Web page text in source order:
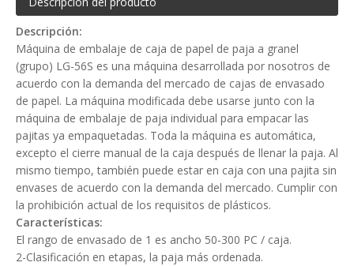
Descripción:
Máquina de embalaje de caja de papel de paja a granel
(grupo) LG-56S es una máquina desarrollada por nosotros de
acuerdo con la demanda del mercado de cajas de envasado
de papel. La máquina modificada debe usarse junto con la
máquina de embalaje de paja individual para empacar las
pajitas ya empaquetadas. Toda la máquina es automática,
excepto el cierre manual de la caja después de llenar la paja. Al
mismo tiempo, también puede estar en caja con una pajita sin
envases de acuerdo con la demanda del mercado. Cumplir con
la prohibición actual de los requisitos de plásticos.
Características:
El rango de envasado de 1 es ancho 50-300 PC / caja.
2-Clasificación en etapas, la paja más ordenada.